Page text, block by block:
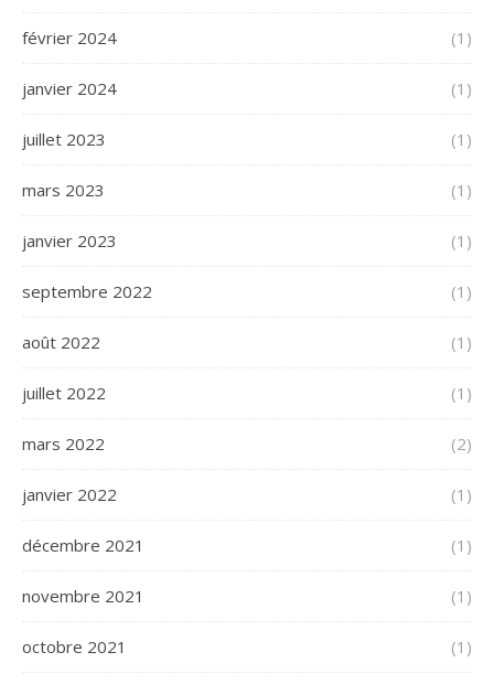
février 2024 (1)
janvier 2024 (1)
juillet 2023 (1)
mars 2023 (1)
janvier 2023 (1)
septembre 2022 (1)
août 2022 (1)
juillet 2022 (1)
mars 2022 (2)
janvier 2022 (1)
décembre 2021 (1)
novembre 2021 (1)
octobre 2021 (1)